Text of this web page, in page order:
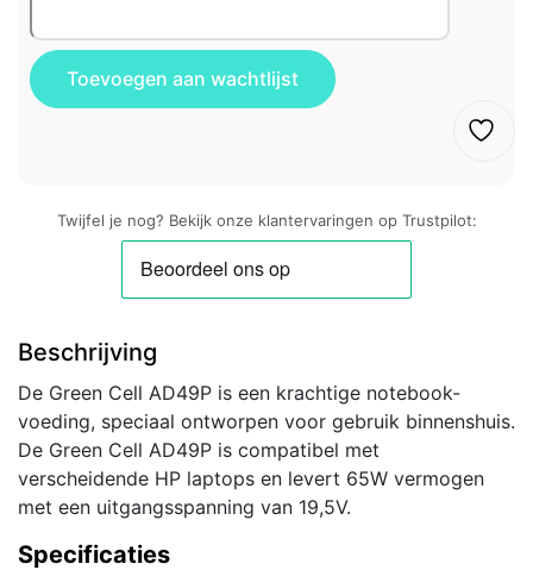
Twijfel je nog? Bekijk onze klantervaringen op Trustpilot:
Beschrijving
De Green Cell AD49P is een krachtige notebook-
voeding, speciaal ontworpen voor gebruik binnenshuis.
De Green Cell AD49P is compatibel met
verscheidende HP laptops en levert 65W vermogen
met een uitgangsspanning van 19,5V.
Specificaties